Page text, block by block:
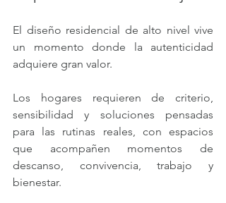
El diseño residencial de alto nivel vive
un momento donde la autenticidad
adquiere gran valor.
Los hogares requieren de criterio,
sensibilidad y soluciones pensadas
para las rutinas reales, con espacios
que acompañen momentos de
descanso, convivencia, trabajo y
bienestar.